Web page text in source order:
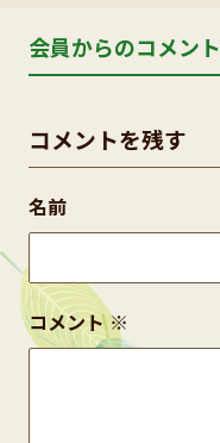
会員からのコメント
コメントを残す
コメント※
名前